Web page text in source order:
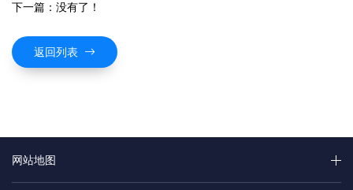
下一篇：没有了！
返回列表
网站地图